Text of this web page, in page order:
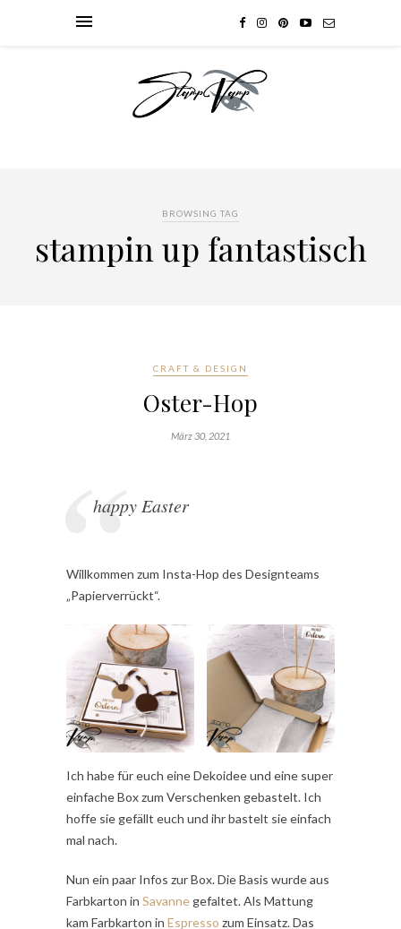
BROWSING TAG
stampin up fantastisch
CRAFT & DESIGN
Oster-Hop
März 30, 2021
happy Easter
Willkommen zum Insta-Hop des Designteams
„Papierverrückt“.
Ich habe für euch eine Dekoidee und eine super
einfache Box zum Verschenken gebastelt. Ich
hoffe sie gefällt euch und ihr bastelt sie einfach
mal nach.
Nun ein paar Infos zur Box. Die Basis wurde aus
Farbkarton in Savanne gefaltet. Als Mattung
kam Farbkarton in Espresso zum Einsatz. Das